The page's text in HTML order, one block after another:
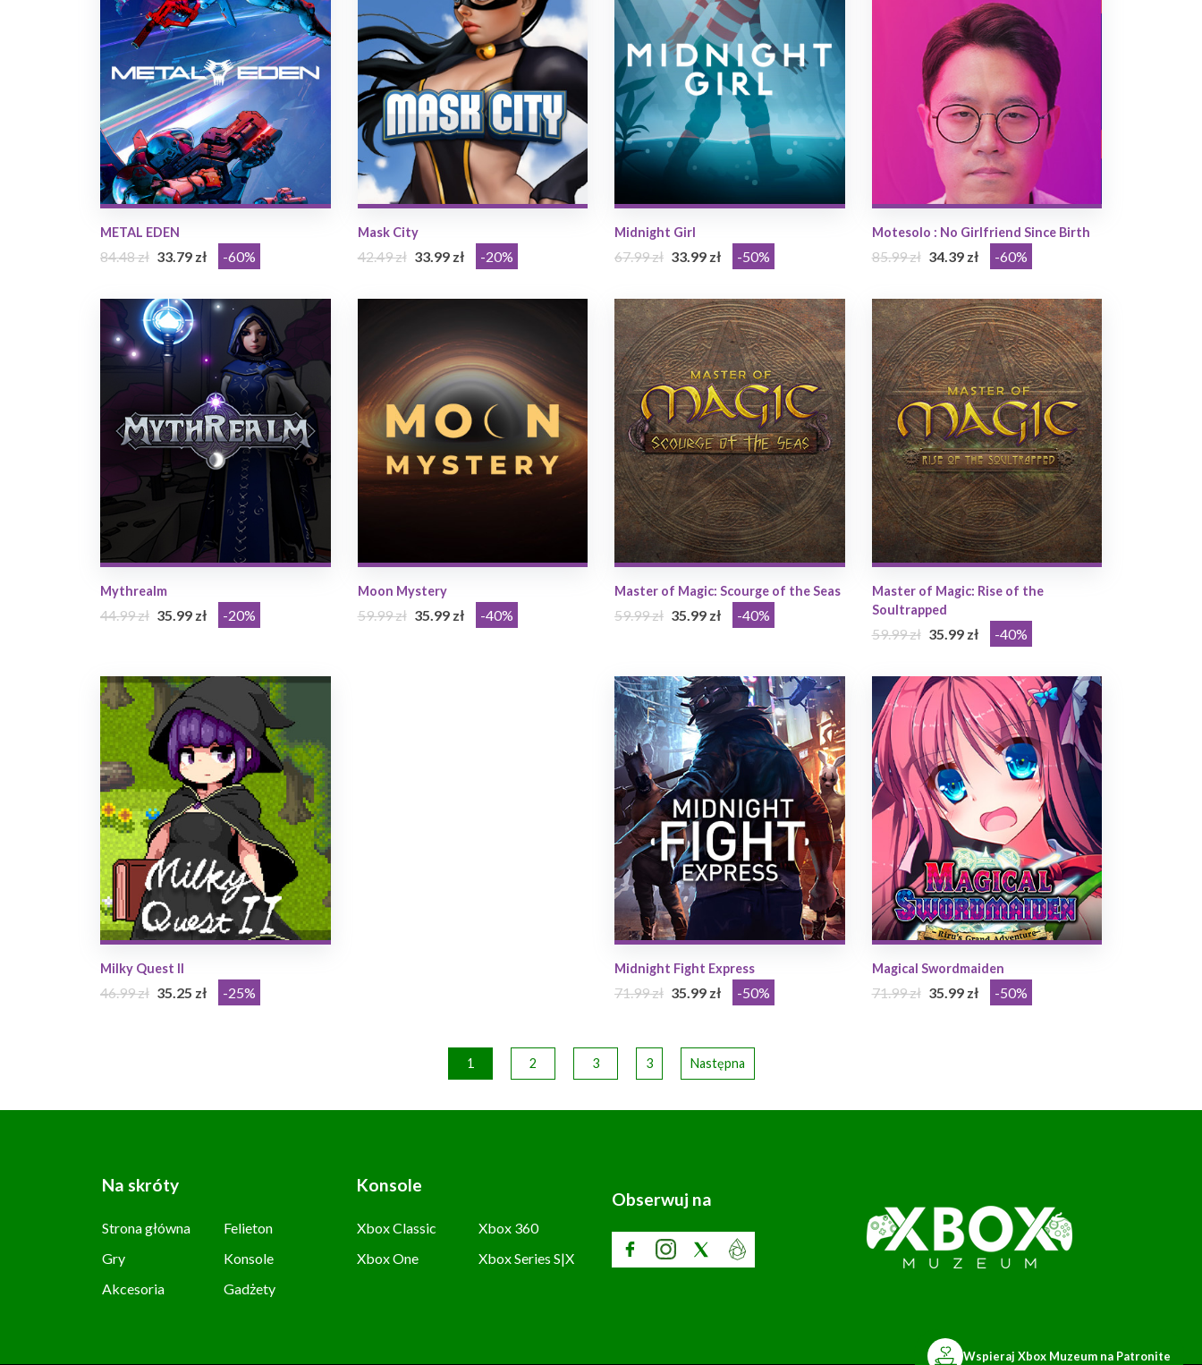
METAL EDEN
84.48 zł 33.79 zł -60%
Mask City
42.49 zł 33.99 zł -20%
Midnight Girl
67.99 zł 33.99 zł -50%
Motesolo : No Girlfriend Since Birth
85.99 zł 34.39 zł -60%
Mythrealm
44.99 zł 35.99 zł -20%
Moon Mystery
59.99 zł 35.99 zł -40%
Master of Magic: Scourge of the Seas
59.99 zł 35.99 zł -40%
Master of Magic: Rise of the
Soultrapped
59.99 zł 35.99 zł -40%
Milky Quest II
46.99 zł 35.25 zł -25%
Midnight Fight Express
71.99 zł 35.99 zł -50%
Magical Swordmaiden
71.99 zł 35.99 zł -50%
1 2 3 3 Następna
Na skróty
Strona główna
Felieton
Gry
Konsole
Akcesoria
Gadżety
Konsole
Xbox Classic
Xbox 360
Xbox One
Xbox Series S|X
Obserwuj na
Wspieraj Xbox Muzeum na Patronite